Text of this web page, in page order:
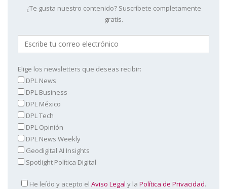
¿Te gusta nuestro contenido? Suscríbete completamente
gratis.
Elige los newsletters que deseas recibir:
DPL News
DPL Business
DPL México
DPL Tech
DPL Opinión
DPL News Weekly
Geodigital AI Insights
Spotlight Política Digital
He leído y acepto el Aviso Legal y la Política de Privacidad.